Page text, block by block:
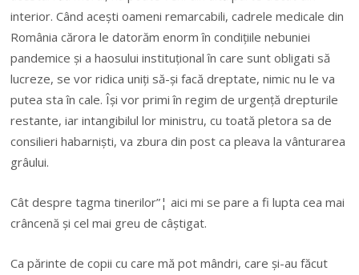
interior. Când acești oameni remarcabili, cadrele medicale din
România cărora le datorăm enorm în condițiile nebuniei
pandemice și a haosului instituțional în care sunt obligati să
lucreze, se vor ridica uniți să-și facă dreptate, nimic nu le va
putea sta în cale. Își vor primi în regim de urgență drepturile
restante, iar intangibilul lor ministru, cu toată pletora sa de
consilieri habarniști, va zbura din post ca pleava la vânturarea
grâului.
Cât despre tagma tinerilor”¦ aici mi se pare a fi lupta cea mai
crâncenă și cel mai greu de câștigat.
Ca părinte de copii cu care mă pot mândri, care și-au făcut